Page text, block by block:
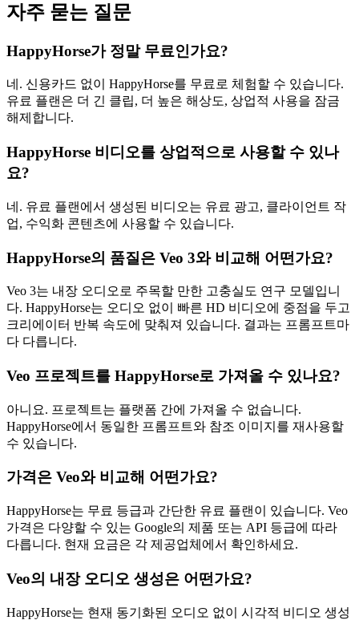
자주 묻는 질문
HappyHorse가 정말 무료인가요?
네. 신용카드 없이 HappyHorse를 무료로 체험할 수 있습니다.
유료 플랜은 더 긴 클립, 더 높은 해상도, 상업적 사용을 잠금
해제합니다.
HappyHorse 비디오를 상업적으로 사용할 수 있나
요?
네. 유료 플랜에서 생성된 비디오는 유료 광고, 클라이언트 작
업, 수익화 콘텐츠에 사용할 수 있습니다.
HappyHorse의 품질은 Veo 3와 비교해 어떤가요?
Veo 3는 내장 오디오로 주목할 만한 고충실도 연구 모델입니
다. HappyHorse는 오디오 없이 빠른 HD 비디오에 중점을 두고
크리에이터 반복 속도에 맞춰져 있습니다. 결과는 프롬프트마
다 다릅니다.
Veo 프로젝트를 HappyHorse로 가져올 수 있나요?
아니요. 프로젝트는 플랫폼 간에 가져올 수 없습니다.
HappyHorse에서 동일한 프롬프트와 참조 이미지를 재사용할
수 있습니다.
가격은 Veo와 비교해 어떤가요?
HappyHorse는 무료 등급과 간단한 유료 플랜이 있습니다. Veo
가격은 다양할 수 있는 Google의 제품 또는 API 등급에 따라
다릅니다. 현재 요금은 각 제공업체에서 확인하세요.
Veo의 내장 오디오 생성은 어떤가요?
HappyHorse는 현재 동기화된 오디오 없이 시각적 비디오 생성